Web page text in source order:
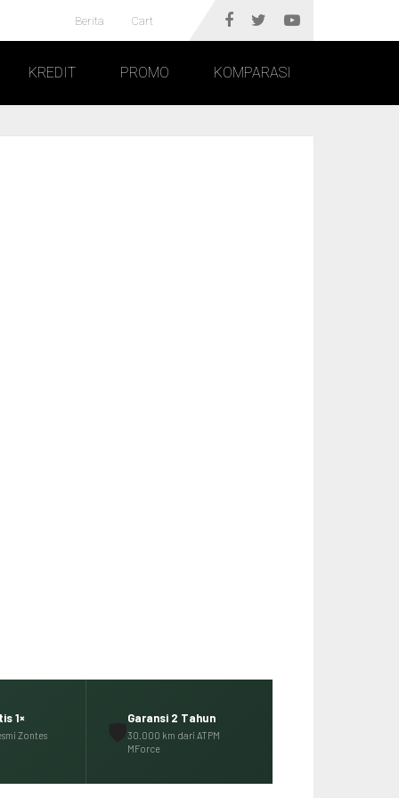
Berita Cart
KREDIT PROMO KOMPARASI
1×
Zontes
Garansi 2 Tahun
30.000 km dari ATPM
MForce